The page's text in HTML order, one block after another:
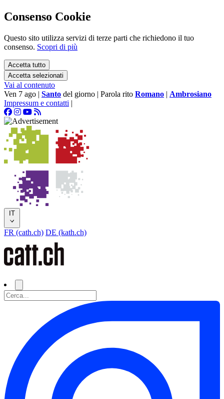
Consenso Cookie
Questo sito utilizza servizi di terze parti che richiedono il tuo
consenso. Scopri di più
Accetta tutto
Accetta selezionati
Vai al contenuto
Ven 7 ago | Santo del giorno | Parola rito Romano | Ambrosiano
Impressum e contatti |
IT
FR (cath.ch) DE (kath.ch)